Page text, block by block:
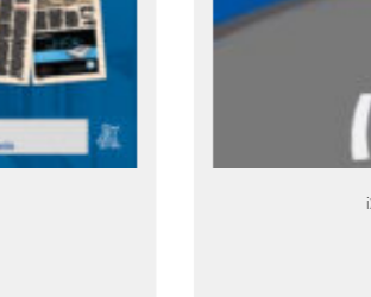
iX Leserschaft – Leserumfrage